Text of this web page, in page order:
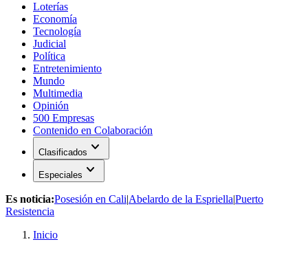
Loterías
Economía
Tecnología
Judicial
Política
Entretenimiento
Mundo
Multimedia
Opinión
500 Empresas
Contenido en Colaboración
Clasificados expand_more
Especiales expand_more
Es noticia:Posesión en Cali|Abelardo de la Espriella|Puerto
Resistencia
Inicio